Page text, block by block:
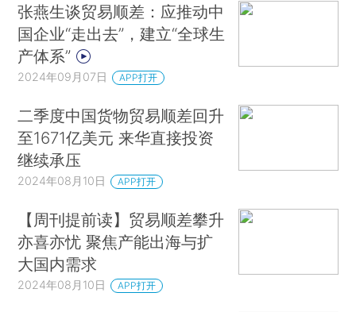
张燕生谈贸易顺差：应推动中
国企业“走出去”，建立“全球生
产体系”
2024年09月07日 APP打开
二季度中国货物贸易顺差回升
至1671亿美元 来华直接投资
继续承压
2024年08月10日 APP打开
【周刊提前读】贸易顺差攀升
亦喜亦忧 聚焦产能出海与扩
大国内需求
2024年08月10日 APP打开